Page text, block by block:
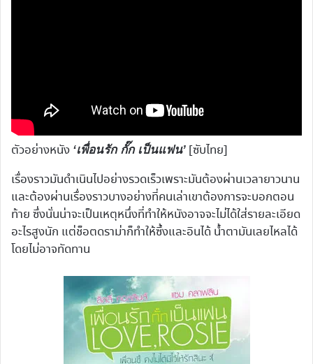
ตัวอย่างหนัง ‘เพื่อนรัก กั๊ก เป็นแฟน’ [ซับไทย]
เรื่องราวมันดำเนินไปอย่างรวดเร็วเพราะมันต้องผ่านเวลายาวนาน
และต้องผ่านเรื่องราวบางอย่างที่คนเล่าเขาต้องการจะบอกตอน
ท้าย ซึ่งนั่นน่าจะเป็นเหตุหนึ่งที่ทำให้หนังอาจจะไม่ได้ใส่รายละเอียด
อะไรสูงนัก แต่ช็อตดราม่าก็ทำให้ซึ้งและอินได้ น้ำตามันเลยไหลได้
โดยไม่อาจทัดทาน